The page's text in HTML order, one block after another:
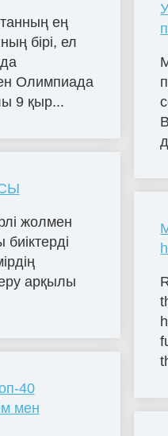
ең
бірі, ел
Олимпиада
9 қыр...
жолмен
биіктерді
арқылы
40
мен